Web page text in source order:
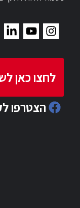
לחצו כאן
הצטרפו